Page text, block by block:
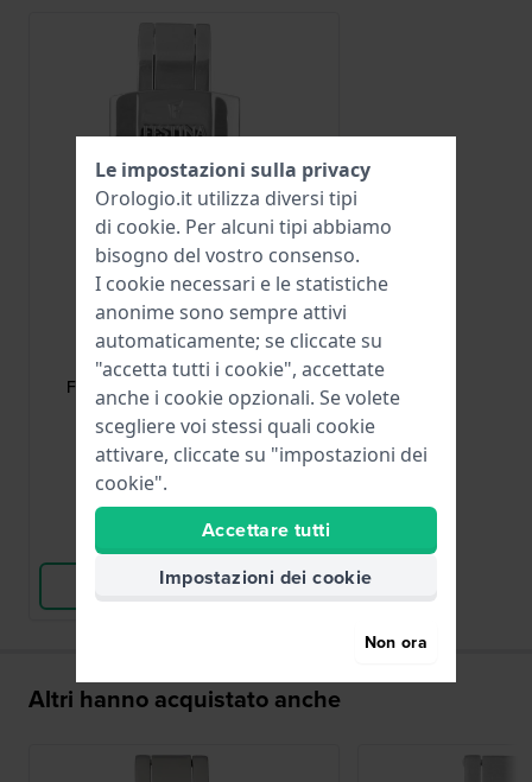
Festina
CI04140
F16127 Fibbia a farfalla in acciaio
inossidabile da 16 mm
30,00 €
● Disponibile
Vedi i prodotti
Altri hanno acquistato anche
Le impostazioni sulla privacy
Orologio.it utilizza diversi tipi
di cookie. Per alcuni tipi abbiamo
bisogno del vostro consenso.
I cookie necessari e le statistiche
anonime sono sempre attivi
automaticamente; se cliccate su
"accetta tutti i cookie", accettate
anche i cookie opzionali. Se volete
scegliere voi stessi quali cookie
attivare, cliccate su "impostazioni dei
cookie".
Accettare tutti
Impostazioni dei cookie
Non ora